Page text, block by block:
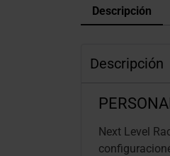
Descripción
Descripción
Next Level